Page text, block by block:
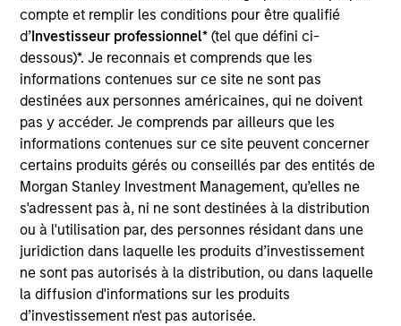
compte et remplir les conditions pour être qualifié
d’Investisseur professionnel* (tel que défini ci-
dessous)*. Je reconnais et comprends que les
informations contenues sur ce site ne sont pas
destinées aux personnes américaines, qui ne doivent
pas y accéder. Je comprends par ailleurs que les
informations contenues sur ce site peuvent concerner
certains produits gérés ou conseillés par des entités de
Morgan Stanley Investment Management, qu’elles ne
s'adressent pas à, ni ne sont destinées à la distribution
ou à l'utilisation par, des personnes résidant dans une
juridiction dans laquelle les produits d’investissement
ne sont pas autorisés à la distribution, ou dans laquelle
la diffusion d'informations sur les produits
d’investissement n'est pas autorisée.
experience. Ed joined Morgan Stanley in 2008 as a
rotational analyst in the Global Investment Strategy,
Global Advisor Research, Portfolio Advisory
Services and Financial Planning teams. Ed
graduated Magna Cum Laude from New York
University Stern School of Business with a B.S. in
finance. He holds the Chartered Financial Analyst
designation and is a member of NYSSA.
Team Insights